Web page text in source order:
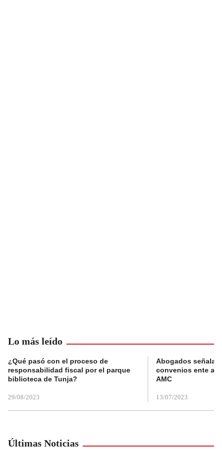
Lo más leído
¿Qué pasó con el proceso de
responsabilidad fiscal por el parque
biblioteca de Tunja?
29/08/2023
Abogados
convenios ente
AMC
13/07/2023
Últimas Noticias